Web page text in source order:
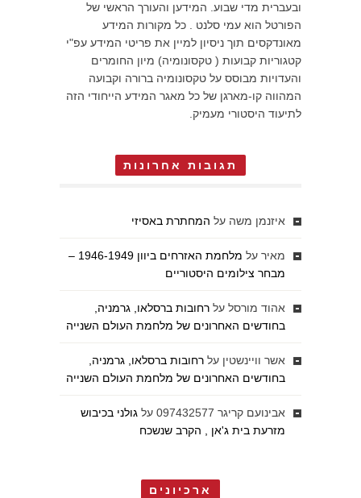
ובעברית מדי שבוע. המידען והעורך הראשי של
הפורטל הוא עמי סלנט . כל מקורות המידע
מאונדקסים תוך ניסיון למיין את פריטי המידע עפ"י
קטגוריות קבועות ( טקסונומיה) מיון החומרים
והעדויות מבוסס על טקסונומיה ברורה וקבועה
המהווה קו-מארגן של כל מאגר המידע הייחודי הזה
לתיעוד היסטורי מעמיק.
תגובות אחרונות
איזנמן משה על המחתרת באסיזי
מאיר על
מלחמת האזרחים ביוון 1946-1949 –
מבחר צילומים היסטוריים
אהוד מורסל על רחובות ברסלאו, גרמניה,
בחודשים האחרונים של מלחמת העולם השנייה
אשר וויינשטין על רחובות ברסלאו, גרמניה,
בחודשים האחרונים של מלחמת העולם השנייה
אבינועם קריגר 097432577 על גולני בכיבוש
מזרעת בית ג'אן , הקרב שנשכח
ארכיונים